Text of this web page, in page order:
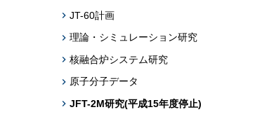
JT-60計画
理論・シミュレーション研究
核融合炉システム研究
原子分子データ
JFT-2M研究(平成15年度停止)